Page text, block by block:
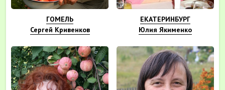
ГОМЕЛЬ
Сергей Кривенков
ЕКАТЕРИНБУРГ
Юлия Якименко